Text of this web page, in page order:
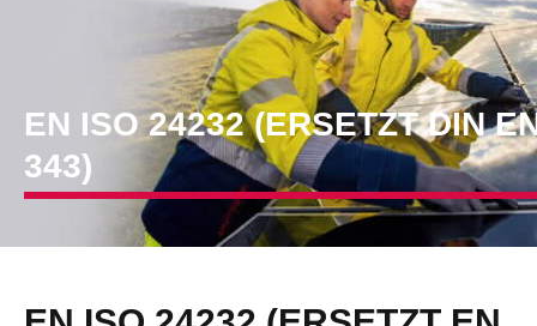
EN ISO 24232 (ERSETZT DIN
343)